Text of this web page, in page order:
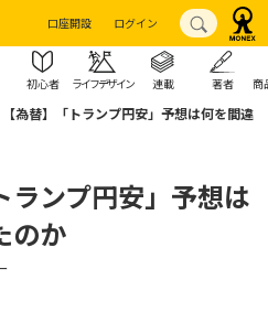
口座開設 ログイン
初心者 ライフデザイン 連載 著者 商
【為替】「トランプ円安」予想は何を間違
ランプ円安」予想は
のか